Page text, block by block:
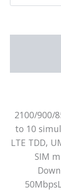
2100/900/
to 10
LTE TDD,
SIM